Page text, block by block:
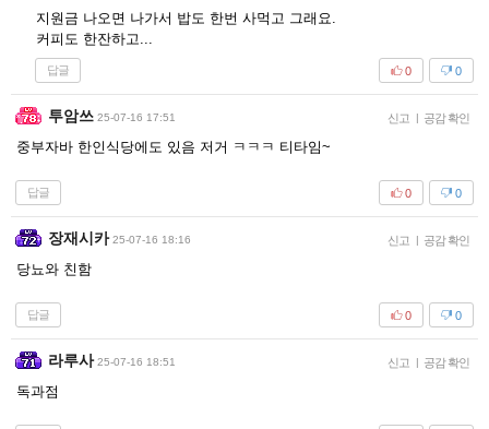
지원금 나오면 나가서 밥도 한번 사먹고 그래요.
커피도 한잔하고...
답글 0
0
투암쓰 25-07-16 17:51 신고 | 공감 확인
중부자바 한인식당에도 있음 저거 ㅋㅋㅋ 티타임~
답글 0
0
장재시카 25-07-16 18:16 신고 | 공감 확인
당뇨와 친함
답글 0
0
라루사 25-07-16 18:51 신고 | 공감 확인
독과점